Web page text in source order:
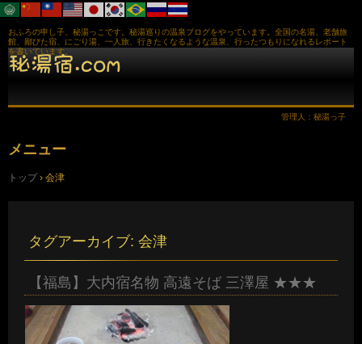
おふろの申し子、秘湯っこです。秘湯巡りの温泉ブログをやっています。全国の名湯、老舗旅
館、鄙びた宿、にごり湯、一人旅、行きたくなるような温泉、行ったつもりになれるレポート
を書いています。
管理人：秘湯っ子
メニュー
ン
トップ › 会津
タグアーカイブ: 会津
【福島】大内宿名物 高遠そば 三澤屋 ★★★